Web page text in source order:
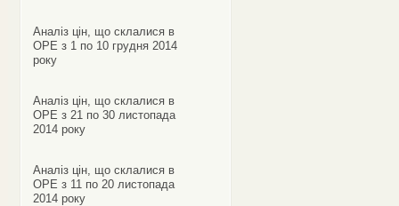
Аналіз цін, що склалися в
ОРЕ з 1 по 10 грудня 2014
року
Аналіз цін, що склалися в
ОРЕ з 21 по 30 листопада
2014 року
Аналіз цін, що склалися в
ОРЕ з 11 по 20 листопада
2014 року